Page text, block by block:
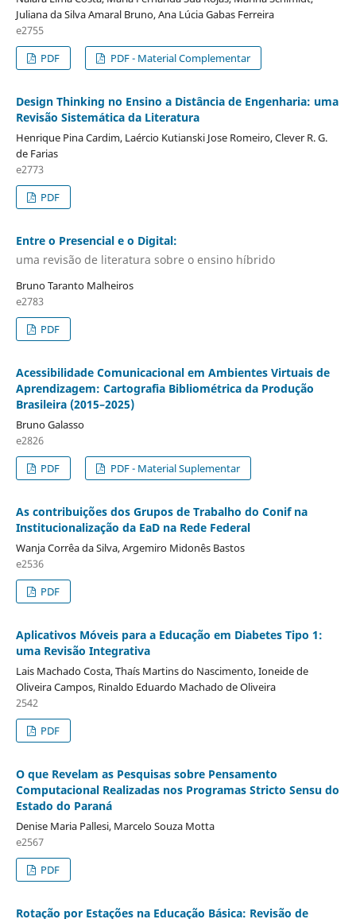
Juliana da Silva Amaral Bruno, Ana Lúcia Gabas Ferreira
e2755
PDF
PDF - Material Complementar
Design Thinking no Ensino a Distância de Engenharia: uma
Revisão Sistemática da Literatura
Henrique Pina Cardim, Laércio Kutianski Jose Romeiro, Clever R. G.
de Farias
e2773
PDF
Entre o Presencial e o Digital:
uma revisão de literatura sobre o ensino híbrido
Bruno Taranto Malheiros
e2783
PDF
Acessibilidade Comunicacional em Ambientes Virtuais de
Aprendizagem: Cartografia Bibliométrica da Produção
Brasileira (2015–2025)
Bruno Galasso
e2826
PDF
PDF - Material Suplementar
As contribuições dos Grupos de Trabalho do Conif na
Institucionalização da EaD na Rede Federal
Wanja Corrêa da Silva, Argemiro Midonês Bastos
e2536
PDF
Aplicativos Móveis para a Educação em Diabetes Tipo 1:
uma Revisão Integrativa
Lais Machado Costa, Thaís Martins do Nascimento, Ioneide de
Oliveira Campos, Rinaldo Eduardo Machado de Oliveira
2542
PDF
O que Revelam as Pesquisas sobre Pensamento
Computacional Realizadas nos Programas Stricto Sensu do
Estado do Paraná
Denise Maria Pallesi, Marcelo Souza Motta
e2567
PDF
Rotação por Estações na Educação Básica: Revisão de